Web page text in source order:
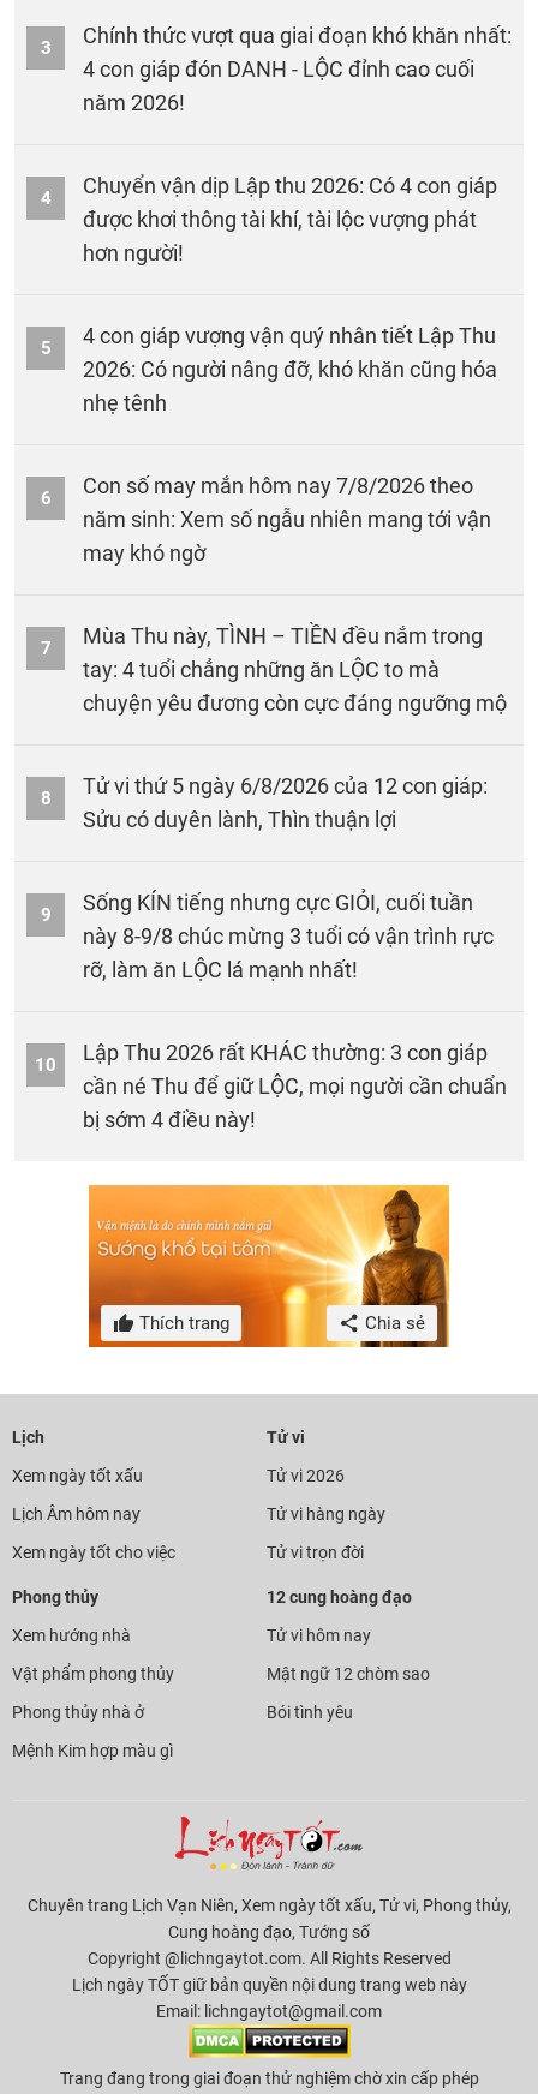
3
Chính thức vượt qua giai đoạn khó khăn nhất:
4 con giáp đón DANH - LỘC đỉnh cao cuối
năm 2026!
4
Chuyển vận dịp Lập thu 2026: Có 4 con giáp
được khơi thông tài khí, tài lộc vượng phát
hơn người!
5
4 con giáp vượng vận quý nhân tiết Lập Thu
2026: Có người nâng đỡ, khó khăn cũng hóa
nhẹ tênh
6
Con số may mắn hôm nay 7/8/2026 theo
năm sinh: Xem số ngẫu nhiên mang tới vận
may khó ngờ
7
Mùa Thu này, TÌNH – TIỀN đều nắm trong
tay: 4 tuổi chẳng những ăn LỘC to mà
chuyện yêu đương còn cực đáng ngưỡng mộ
8
Tử vi thứ 5 ngày 6/8/2026 của 12 con giáp:
Sửu có duyên lành, Thìn thuận lợi
9
Sống KÍN tiếng nhưng cực GIỎI, cuối tuần
này 8-9/8 chúc mừng 3 tuổi có vận trình rực
rỡ, làm ăn LỘC lá mạnh nhất!
10
Lập Thu 2026 rất KHÁC thường: 3 con giáp
cần né Thu để giữ LỘC, mọi người cần chuẩn
bị sớm 4 điều này!
Thích trang Chia sẻ
Lịch
Xem ngày tốt xấu
Lịch Âm hôm nay
Xem ngày tốt cho việc
Tử vi
Tử vi 2026
Tử vi hàng ngày
Tử vi trọn đời
Phong thủy
Xem hướng nhà
Vật phẩm phong thủy
Phong thủy nhà ở
Mệnh Kim hợp màu gì
12 cung hoàng đạo
Tử vi hôm nay
Mật ngữ 12 chòm sao
Bói tình yêu
Chuyên trang Lịch Vạn Niên, Xem ngày tốt xấu, Tử vi, Phong thủy,
Cung hoàng đạo, Tướng số
Copyright @lichngaytot.com. All Rights Reserved
Lịch ngày TỐT giữ bản quyền nội dung trang web này
Email: lichngaytot@gmail.com
Trang đang trong giai đoạn thử nghiệm chờ xin cấp phép